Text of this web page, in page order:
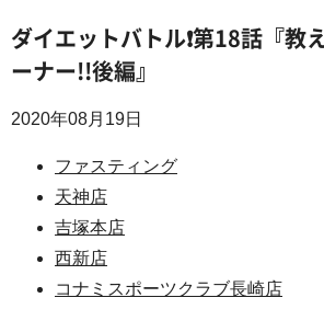
ダイエットバトル❗第18話『教
ーナー!!後編』
2020年08月19日
ファスティング
天神店
吉塚本店
西新店
コナミスポーツクラブ長崎店